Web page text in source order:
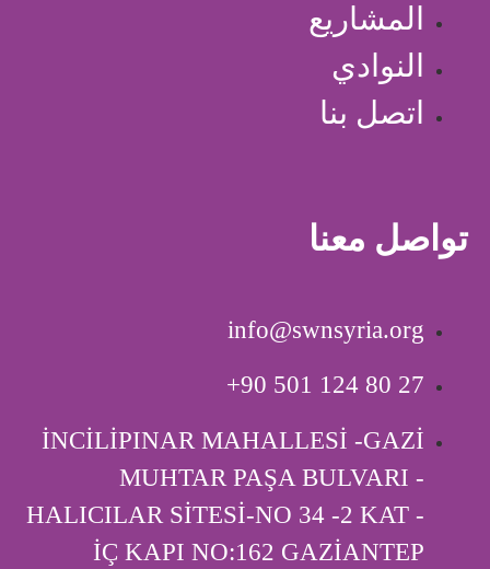
المشاريع
النوادي
اتصل بنا
تواصل معنا
info@swnsyria.org
‎+90 501 124 80 27
İNCİLİPINAR MAHALLESİ -GAZİ
MUHTAR PAŞA BULVARI -
HALICILAR SİTESİ-NO 34 -2 KAT -
İÇ KAPI ‎NO:162 GAZİANTEP